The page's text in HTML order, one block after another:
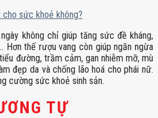
sức khoẻ không?
không chỉ giúp tăng sức đề kháng,
Hơn thế rượu vang còn giúp ngăn ngừa
đường, trầm cảm, gan nhiễm mỡ, mù
đẹp da và chống lão hoá cho phái nữ.
cường sức khoẻ sinh sản.
TỰ